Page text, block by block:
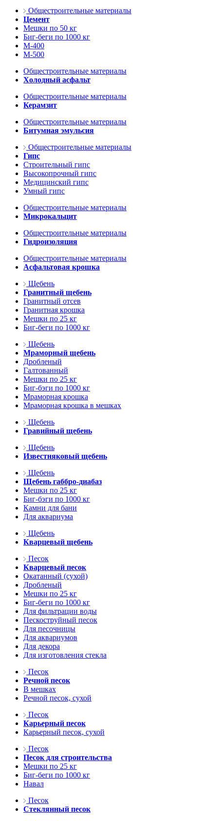
Общестроительные материалы
Цемент
Мешки по 50 кг
Биг-беги по 1000 кг
М-400
М-500
Общестроительные материалы
Холодный асфальт
Общестроительные материалы
Керамзит
Общестроительные материалы
Битумная эмульсия
Общестроительные материалы
Гипс
Строительный гипс
Высокопрочный гипс
Медицинский гипс
Умный гипс
Общестроительные материалы
Микрокальцит
Общестроительные материалы
Гидроизоляция
Общестроительные материалы
Асфальтовая крошка
Щебень
Гранитный щебень
Гранитный отсев
Гранитная крошка
Мешки по 25 кг
Биг-беги по 1000 кг
Щебень
Мраморный щебень
Дробленый
Галтованный
Мешки по 25 кг
Биг-бэги по 1000 кг
Мраморная крошка
Мраморная крошка в мешках
Щебень
Гравийный щебень
Щебень
Известняковый щебень
Щебень
Щебень габбро-диабаз
Мешки по 25 кг
Биг-бэги по 1000 кг
Камни для бани
Для аквариума
Щебень
Кварцевый щебень
Песок
Кварцевый песок
Окатанный (сухой)
Дробленый
Мешки по 25 кг
Биг-беги по 1000 кг
Для фильтрации воды
Пескоструйный песок
Для песочницы
Для аквариумов
Для декора
Для изготовления стекла
Песок
Речной песок
В мешках
Речной песок, сухой
Песок
Карьерный песок
Карьерный песок, сухой
Песок
Песок для строительства
Мешки по 25 кг
Биг-беги по 1000 кг
Навал
Песок
Стеклянный песок